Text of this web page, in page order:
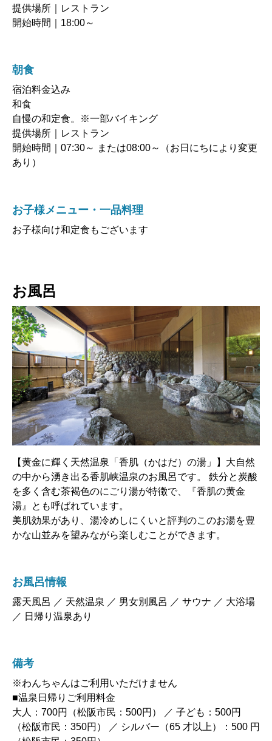
提供場所｜レストラン
開始時間｜18:00～
朝食
宿泊料金込み
和食
自慢の和定食。※一部バイキング
提供場所｜レストラン
開始時間｜07:30～ または08:00～（お日にちにより変更
あり）
お子様メニュー・一品料理
お子様向け和定食もございます
お風呂
【黄金に輝く天然温泉「香肌（かはだ）の湯」】大自然
の中から湧き出る香肌峡温泉のお風呂です。 鉄分と炭酸
を多く含む茶褐色のにごり湯が特徴で、『香肌の黄金
湯』とも呼ばれています。
美肌効果があり、湯冷めしにくいと評判のこのお湯を豊
かな山並みを望みながら楽しむことができます。
お風呂情報
露天風呂 ／ 天然温泉 ／ 男女別風呂 ／ サウナ ／ 大浴場
／ 日帰り温泉あり
備考
※わんちゃんはご利用いただけません
■温泉日帰りご利用料金
大人：700円（松阪市民：500円） ／ 子ども：500円
（松阪市民：350円） ／ シルバー（65 才以上）：500 円